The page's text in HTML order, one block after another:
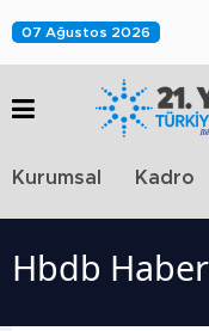
07 Ağustos 2026
Kurumsal Kadro
Hbdb